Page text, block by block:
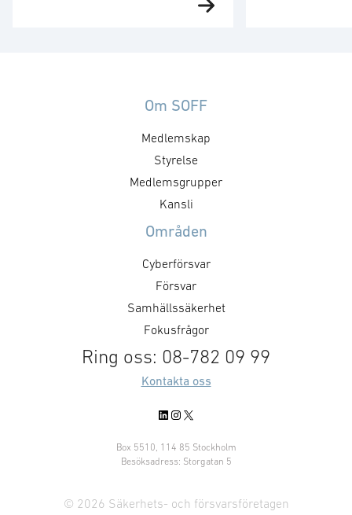
behöver utvecklas. Strategin är
styrning, upphandling, avtal,
formar försvarsmarknaden
genom hur den agerar som kund.
Det handlar inte bara om ökade
försvarsinvesteringar, utan också
anskaffningsprinciper,
Om SOFF
Medlemskap
Styrelse
Medlemsgrupper
Kansli
Områden
Cyberförsvar
Försvar
Samhällssäkerhet
Fokusfrågor
Ring oss: 08-782 09 99
Kontakta oss
LinkedIn
Instagram
X
Box 5510, 114 85 Stockholm
Besöksadress: Storgatan 5
© 2026 Säkerhets- och försvarsföretagen